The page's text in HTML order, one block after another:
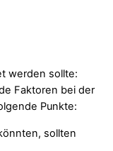
werden sollte:
Faktoren bei der
Punkte:
sollten